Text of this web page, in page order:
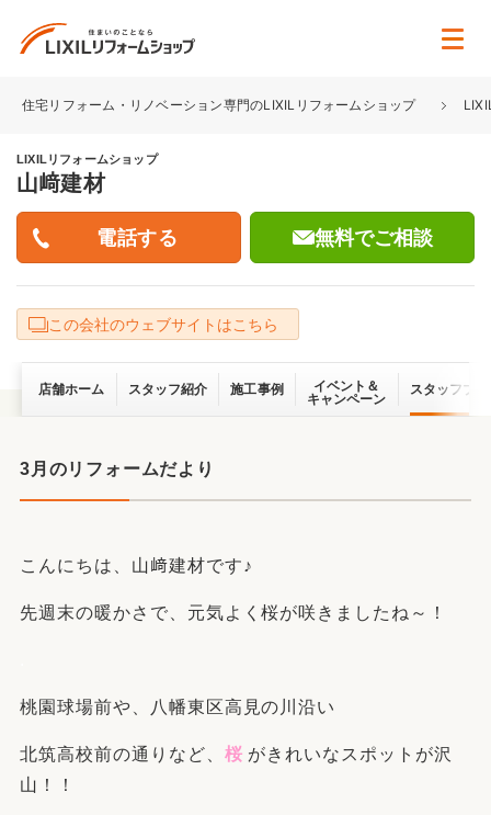
住宅リフォーム・リノベーション専門のLIXILリフォームショップ
LIXILリフォームショップ
山﨑建材
無料でご相談
この会社のウェブサイトはこちら
店舗ホーム スタッフ紹介 施工事例
イベント＆
キャンペーン
スタッフブ
3月のリフォームだより
こんにちは、山﨑建材です♪
先週末の暖かさで、元気よく桜が咲きましたね～！
桃園球場前や、八幡東区高見の川沿い
北筑高校前の通りなど、 桜 がきれいなスポットが沢
山！！